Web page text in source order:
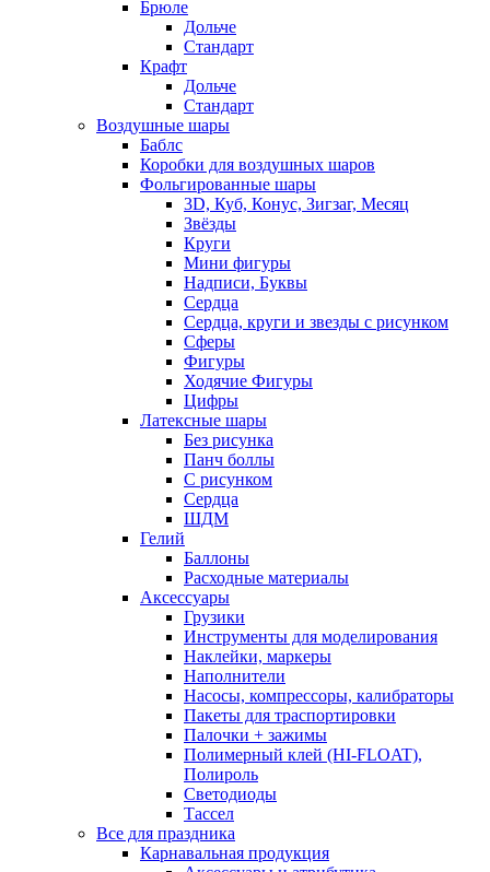
Брюле
Дольче
Стандарт
Крафт
Дольче
Стандарт
Воздушные шары
Баблс
Коробки для воздушных шаров
Фольгированные шары
3D, Куб, Конус, Зигзаг, Месяц
Звёзды
Круги
Мини фигуры
Надписи, Буквы
Сердца
Сердца, круги и звезды с рисунком
Сферы
Фигуры
Ходячие Фигуры
Цифры
Латексные шары
Без рисунка
Панч боллы
С рисунком
Сердца
ШДМ
Гелий
Баллоны
Расходные материалы
Аксессуары
Грузики
Инструменты для моделирования
Наклейки, маркеры
Наполнители
Насосы, компрессоры, калибраторы
Пакеты для траспортировки
Палочки + зажимы
Полимерный клей (HI-FLOAT),
Полироль
Светодиоды
Тассел
Все для праздника
Карнавальная продукция